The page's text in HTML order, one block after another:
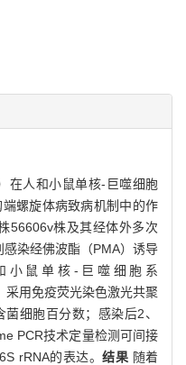
在人和小鼠单核-巨噬细胞
螺旋体病致病机制中的作
56606v株及其经体外多次
染经佛波酯（PMA）诱导
小鼠单核-巨噬细胞系
用免疫荧光染色激光共聚
细胞百分数；感染后2、
PCR技术定量检测可间接
rRNA的表达。结果 随着